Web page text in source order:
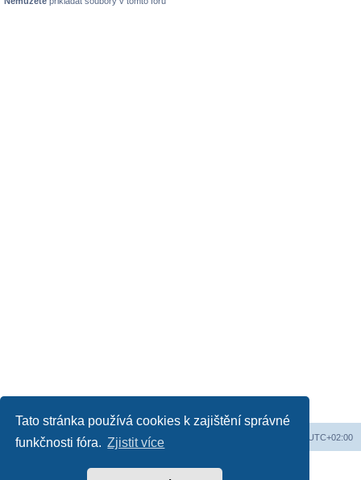
Tato stránka používá cookies k zajištění správné
funkčnosti fóra. Zjistit více
Obsah fóra UTC+02:00